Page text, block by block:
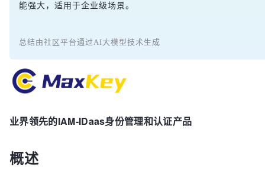
能强大，适用于企业级场景。
总结由社区平台通过AI大模型技术生成
业界领先的IAM-IDaas身份管理和认证产品
概述